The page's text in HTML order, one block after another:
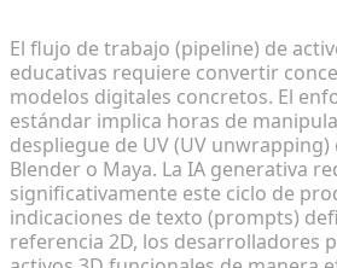
El flujo de trabajo (pipeline) de
educativas requiere convertir
modelos digitales concretos. El
estándar implica horas de
despliegue de UV (UV
Blender o Maya. La IA generativa
significativamente este ciclo de
indicaciones de texto (prompts)
referencia 2D, los desarrolladores